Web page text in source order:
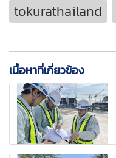
tokurathailand
เนื้อหาที่เกี่ยวข้อง